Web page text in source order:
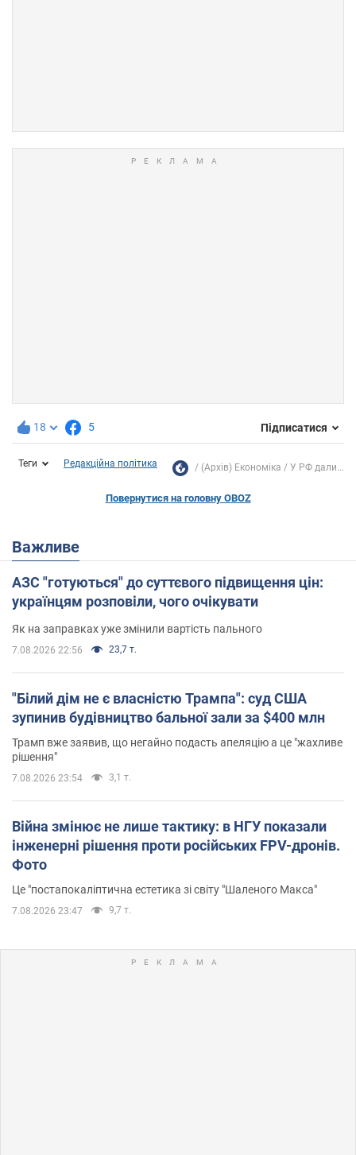
18 5 Підписатися
Теги Редакційна політика (Архів) Економіка У РФ дали...
Повернутися на головну OBOZ
Важливе
АЗС "готуються" до суттєвого підвищення цін:
українцям розповіли, чого очікувати
Як на заправках уже змінили вартість пального
7.08.2026 22:56 23,7 т.
"Білий дім не є власністю Трампа": суд США
зупинив будівництво бальної зали за $400 млн
Трамп вже заявив, що негайно подасть апеляцію а це "жахливе
рішення"
7.08.2026 23:54 3,1 т.
Війна змінює не лише тактику: в НГУ показали
інженерні рішення проти російських FPV-дронів.
Фото
Це "постапокаліптична естетика зі світу "Шаленого Макса"
7.08.2026 23:47 9,7 т.